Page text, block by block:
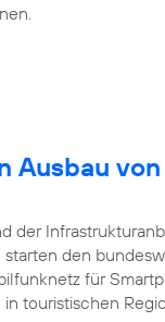
Ausbau
der
den
für
touristischen